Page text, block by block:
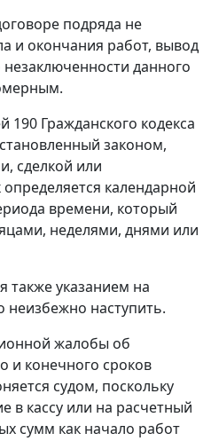
подряда не
и окончания работ, вывод
данного
190 Гражданского кодекса
законом,
сделкой или
календарной
времени, который
неделями, днями или
также указанием на
неизбежно наступить.
жалобы об
и конечного сроков
судом, поскольку
в кассу или на расчетный
сумм как начало работ